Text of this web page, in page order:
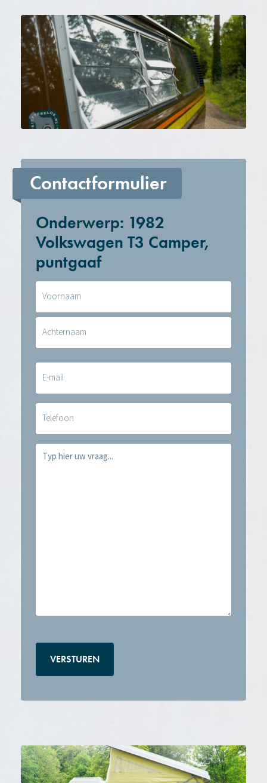
Contactformulier
Onderwerp: 1982
Volkswagen T3 Camper,
puntgaaf
E-
mail
Telefoon
Vraag
(Vereist)